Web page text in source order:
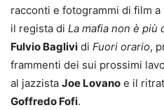
racconti e fotogrammi di film
il regista di La mafia non è più
Fulvio Baglivi di Fuori orario,
frammenti dei sui prossimi
al jazzista Joe Lovano e il
Goffredo Fofi.